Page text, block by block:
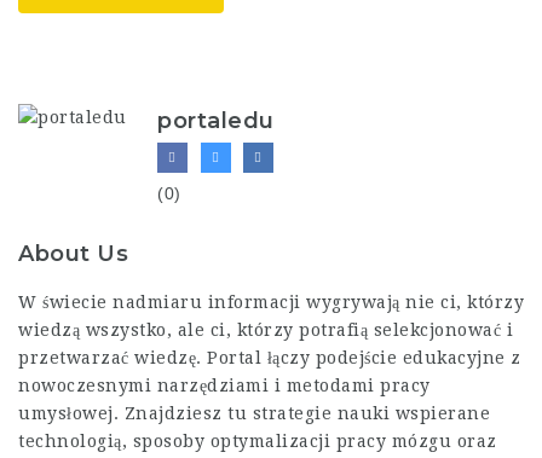
portaledu
(0)
About Us
W świecie nadmiaru informacji wygrywają nie ci, którzy
wiedzą wszystko, ale ci, którzy potrafią selekcjonować i
przetwarzać wiedzę. Portal łączy podejście edukacyjne z
nowoczesnymi narzędziami i metodami pracy
umysłowej. Znajdziesz tu strategie nauki wspierane
technologią, sposoby optymalizacji pracy mózgu oraz